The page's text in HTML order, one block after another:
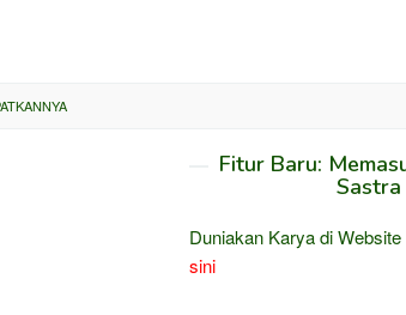
Fitur Baru:
Sastra
Duniakan Karya di
sini